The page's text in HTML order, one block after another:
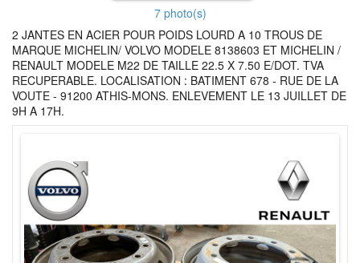
7 photo(s)
2 JANTES EN ACIER POUR POIDS LOURD A 10 TROUS DE
MARQUE MICHELIN/ VOLVO MODELE 8138603 ET MICHELIN /
RENAULT MODELE M22 DE TAILLE 22.5 X 7.50 E/DOT. TVA
RECUPERABLE. LOCALISATION : BATIMENT 678 - RUE DE LA
VOUTE - 91200 ATHIS-MONS. ENLEVEMENT LE 13 JUILLET DE
9H A 17H.